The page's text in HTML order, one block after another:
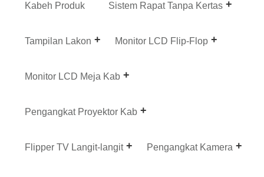
Kabeh Produk Sistem Rapat Tanpa Kertas
Tampilan Lakon Monitor LCD Flip-Flop
Monitor LCD Meja Kab
Pengangkat Proyektor Kab
Flipper TV Langit-langit Pengangkat Kamera